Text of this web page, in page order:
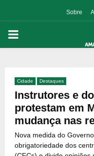
Sobre
PRIMARY
Cidade Destaques
Instrutores e
protestam em
mudança nas
Nova medida do
obrigatoriedade dos